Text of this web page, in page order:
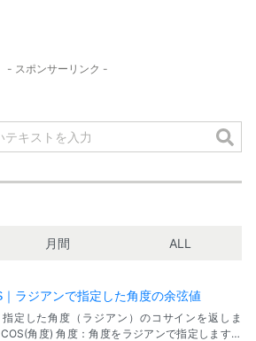
- スポンサーリンク -
月間 ALL
｜ラジアンで指定した角度の余弦値
定した角度（ラジアン）のコサインを返しま
角度) 角度：角度をラジアンで指定します。